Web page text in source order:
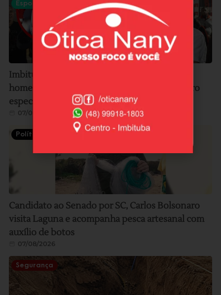
Esportes
Imbitubense e ídolo do Flamengo, Lico será
homenageado pelo clube carioca em encontro
especial no Museu Fla, no RJ
07/08/2026
Política
Candidato ao Senado por SC, Carlos Bolsonaro
visita Laguna e acompanha pesca artesanal com
auxílio de botos
07/08/2026
Segurança